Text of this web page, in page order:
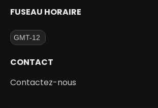
FUSEAU HORAIRE
CONTACT
Contactez-nous